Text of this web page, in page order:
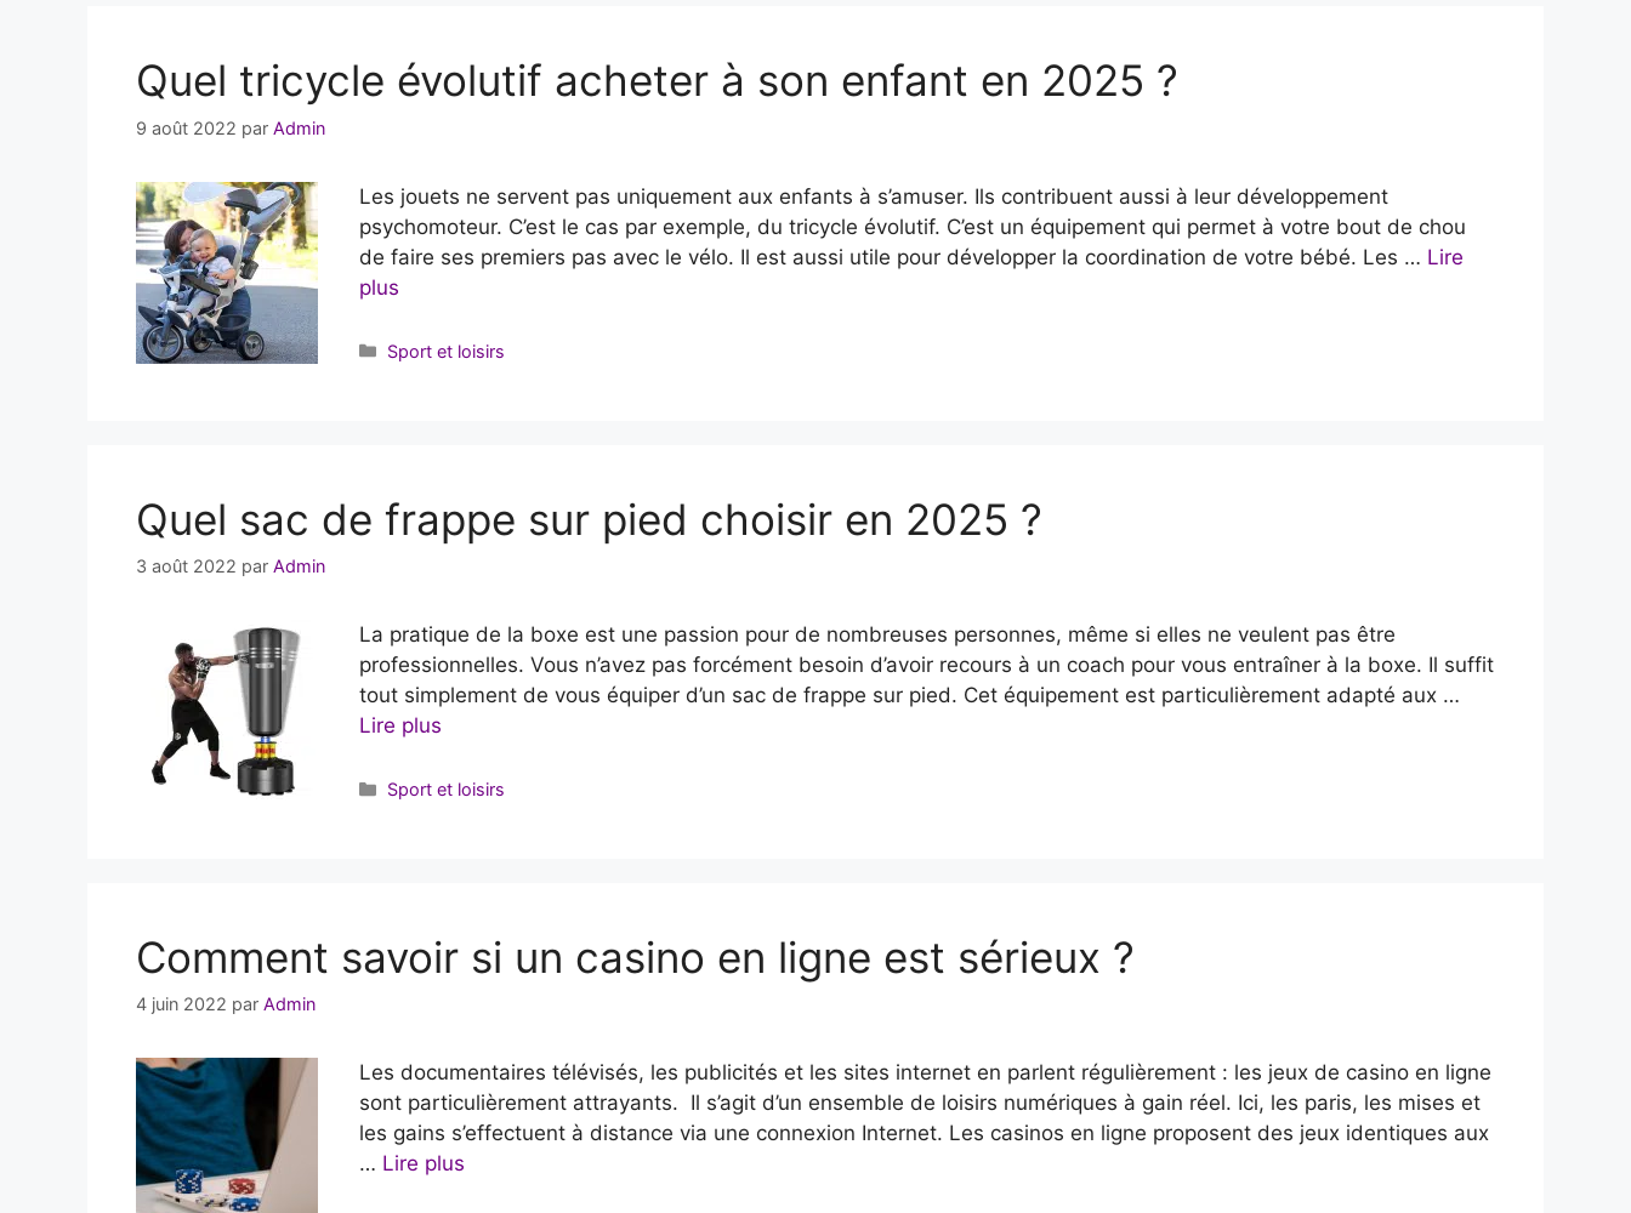
Quel tricycle évolutif acheter à son enfant en 2025 ?
9 août 2022 par Admin
Les jouets ne servent pas uniquement aux enfants à s’amuser. Ils contribuent aussi à leur développement
psychomoteur. C’est le cas par exemple, du tricycle évolutif. C’est un équipement qui permet à votre bout de chou
de faire ses premiers pas avec le vélo. Il est aussi utile pour développer la coordination de votre bébé. Les … Lire
plus
Catégories
Sport et loisirs
Quel sac de frappe sur pied choisir en 2025 ?
3 août 2022 par Admin
La pratique de la boxe est une passion pour de nombreuses personnes, même si elles ne veulent pas être
professionnelles. Vous n’avez pas forcément besoin d’avoir recours à un coach pour vous entraîner à la boxe. Il suffit
tout simplement de vous équiper d’un sac de frappe sur pied. Cet équipement est particulièrement adapté aux …
Lire plus
Catégories
Sport et loisirs
Comment savoir si un casino en ligne est sérieux ?
4 juin 2022 par Admin
Les documentaires télévisés, les publicités et les sites internet en parlent régulièrement : les jeux de casino en ligne
sont particulièrement attrayants. Il s’agit d’un ensemble de loisirs numériques à gain réel. Ici, les paris, les mises et
les gains s’effectuent à distance via une connexion Internet. Les casinos en ligne proposent des jeux identiques aux
… Lire plus